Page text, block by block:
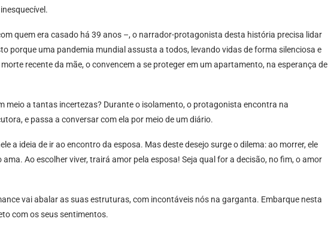
quem era casado há 39 anos –, o narrador-protagonista desta história precisa lidar
porque uma pandemia mundial assusta a todos, levando vidas de forma silenciosa e
recente da mãe, o convencem a se proteger em um apartamento, na esperança de
meio a tantas incertezas? Durante o isolamento, o protagonista encontra na
e passa a conversar com ela por meio de um diário.
a ideia de ir ao encontro da esposa. Mas deste desejo surge o dilema: ao morrer, ele
Ao escolher viver, trairá amor pela esposa! Seja qual for a decisão, no fim, o amor
vai abalar as suas estruturas, com incontáveis nós na garganta. Embarque nesta
com os seus sentimentos.